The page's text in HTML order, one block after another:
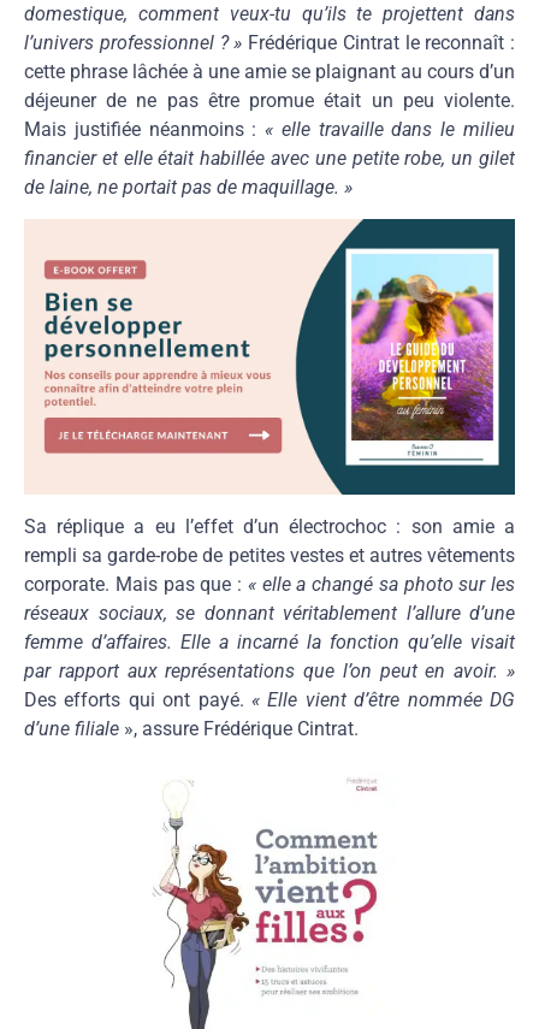
domestique, comment veux-tu qu’ils te projettent dans
l’univers professionnel ? » Frédérique Cintrat le reconnaît :
cette phrase lâchée à une amie se plaignant au cours d’un
déjeuner de ne pas être promue était un peu violente.
Mais justifiée néanmoins :« elle travaille dans le milieu
financier et elle était habillée avec une petite robe, un gilet
de laine, ne portait pas de maquillage. »
Sa réplique a eu l’effet d’un électrochoc : son amie a
rempli sa garde-robe de petites vestes et autres vêtements
corporate. Mais pas que : « elle a changé sa photo sur les
réseaux sociaux, se donnant véritablement l’allure d’une
femme d’affaires. Elle a incarné la fonction qu’elle visait
par rapport aux représentations que l’on peut en avoir. »
Des efforts qui ont payé. « Elle vient d’être nommée DG
d’une filiale », assure Frédérique Cintrat.